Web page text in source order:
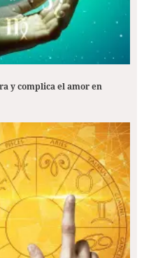
y complica el amor en